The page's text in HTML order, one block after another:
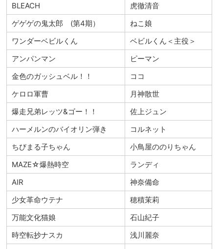
BLEACH
虎徹清音
ゲゲゲの鬼太郎 (第4期）
ねこ娘
ワンダーベビルくん
ベビルくん＜主役＞
アンパンマン
ピーマン
金色のガッシュベル！！
ココ
ケロロ軍曹
月神散世
爆走兄弟レッツ&ゴー！！
佐上ジュン
ハーメルンのバイオリン弾き
コルネット
ちびまる子ちゃん
小鳥屋ののりちゃん
MAZE☆爆熱時空
ランディ
AIR
神奈備命
少女革命ウテナ
穂積茉莉
万能文化猫娘
石山紀子
時空転抄ナスカ
浅川麗奈